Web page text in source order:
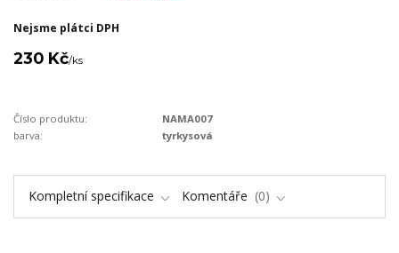
Nejsme plátci DPH
230 Kč/ks
Číslo produktu:
NAMA007
barva:
tyrkysová
Kompletní specifikace Komentáře 0